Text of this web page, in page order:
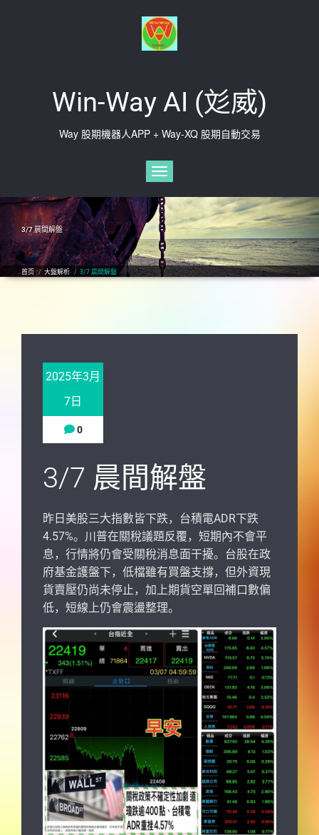
Win-Way AI (彣威)
Way 股期機器人APP + Way-XQ 股期自動交易
切换导航
3/7 晨間解盤
首页 /大盤解析/ 3/7 晨間解盤
2025年3月
7日
0
3/7 晨間解盤
昨日美股三大指數皆下跌，台積電ADR下跌
4.57%。川普在關稅議題反覆，短期內不會平
息，行情將仍會受關稅消息面干擾。台股在政
府基金護盤下，低檔雖有買盤支撐，但外資現
貨賣壓仍尚未停止，加上期貨空單回補口數偏
低，短線上仍會震盪整理。